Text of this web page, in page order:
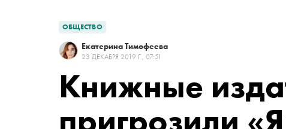
ОБЩЕСТВО
Екатерина Тимофеева
23 ДЕКАБРЯ 2019 Г., 07:51
Книжные